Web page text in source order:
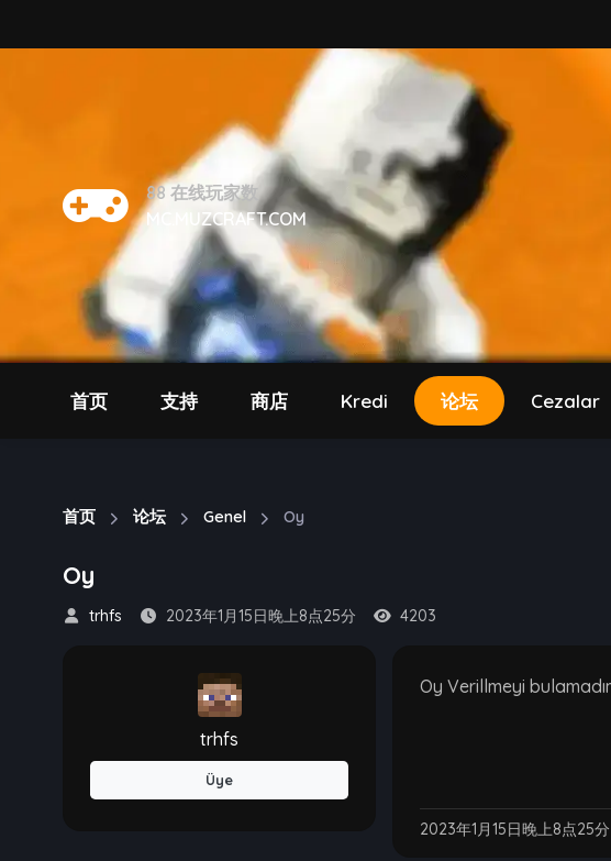
88 在线玩家数
MC.MUZCRAFT.COM
首页 支持 商店 Kredi 论坛 Cezalar
首页 论坛 Genel Oy
Oy
trhfs 2023年1月15日晚上8点25分 4203
trhfs
Üye
Oy Verillmeyi
2023年1月15日晚上8点25分